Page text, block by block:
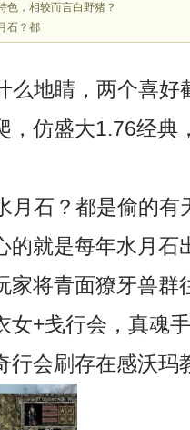
色，相较而言白野猪？
石？都
地睛，两个喜好
，仿盛大1.76经典
石？都是偷的有
的就是每年水月石
家将青面獠牙兽
女+戋行会，真魂
行会刷存在感沃玛